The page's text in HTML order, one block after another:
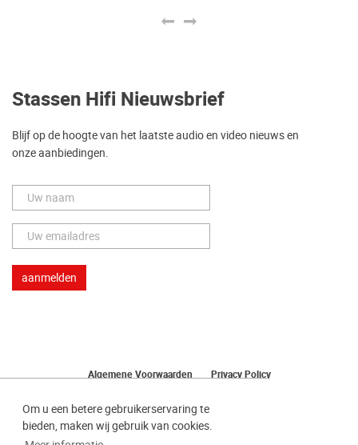
Om u een betere gebruikerservaring te
bieden, maken wij gebruik van cookies.
Stassen Hifi Nieuwsbrief
Blijf op de hoogte van het laatste audio en video nieuws en
onze aanbiedingen.
Algemene Voorwaarden
Privacy Policy